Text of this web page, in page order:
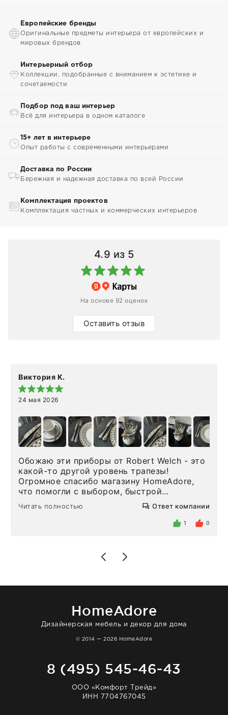
Европейские бренды
Оригинальные предметы интерьера от европейских и
мировых брендов
Интерьерный отбор
Коллекции, подобранные с вниманием к эстетике и
сочетаемости
Подбор под ваш интерьер
Всё для интерьера в одном каталоге
15+ лет в интерьере
Опыт работы с современными интерьерами
Доставка по России
Бережная и надежная доставка по всей России
Комплектация проектов
Комплектация частных и коммерческих интерьеров
4.9 из 5
На основе 92 оценок
Оставить отзыв
Виктория К.
24 мая 2026
Обожаю эти приборы от Robert Welch - это
какой-то другой уровень трапезы!
Огромное спасибо магазину HomeAdore,
что помогли с выбором, быстрой
доставкой и высоким сервисом. Один раз
была здесь лично, забирала чайные ложки,
внутри очень много антикварной посуды,
Позже заказывала остальные приборы -
доставили сдэком на следующий день к
отвечает очень быстро. Взаимодействием
Читать полностью Ответ компании
1 0
HomeAdore
Дизайнерская мебель и декор для дома
© 2014 — 2026 HomeAdore
8 (495) 545-46-43
ООО «Комфорт Трейд»
ИНН 7704767045